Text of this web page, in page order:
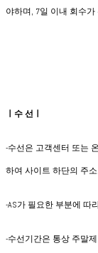
야하며, 7일 이내 회수
ㅣ수 선ㅣ
-수선은 고객센터 또는
하여 사이트 하단의 주
-AS가 필요한 부분에 따
-수선기간은 통상 주말